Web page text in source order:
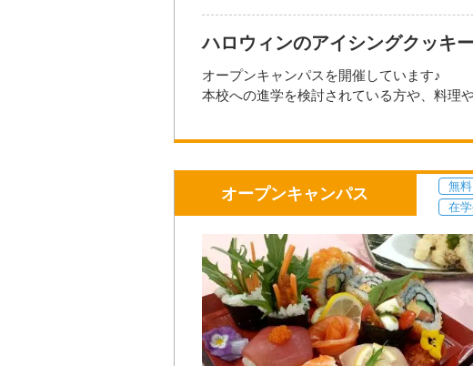
【参加資格】
＊調理師、パティシエ・ブランジェなど「
＊本校へ興味をもっていただいている方
＊比較検討中の方など
Mail:info@tokiwa-college.ac.jp大きい地図で
参加方法・参加条件
★ホームページ、メール、お電話にて参加
ハロウィンのアイシングクッキ
オープンキャンパスを開催しています♪
本校への進学を検討されている方や、料理
★★★先着40名様です★★★
詳しくは公式サイトをご覧ください！↓↓↓
https://www.tokiwa-college.ac.jp/
熊本駅発・サクラマチ発の予約制送迎バス
【注意事項】
・マスクの着用は任意となります。
・咳や発熱、倦怠感、腹痛など体調がすぐ
・スタッフはマスクを着用して対応するこ
・手洗い、アルコール消毒のご協力をお願
オープンキャンパス 無
在